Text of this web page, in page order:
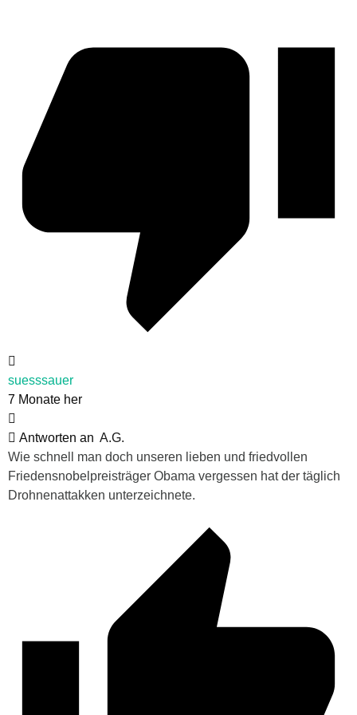
suesssauer
7 Monate her
Antworten an A.G.
Wie schnell man doch unseren lieben und friedvollen
Friedensnobelpreisträger Obama vergessen hat der täglich
Drohnenattakken unterzeichnete.